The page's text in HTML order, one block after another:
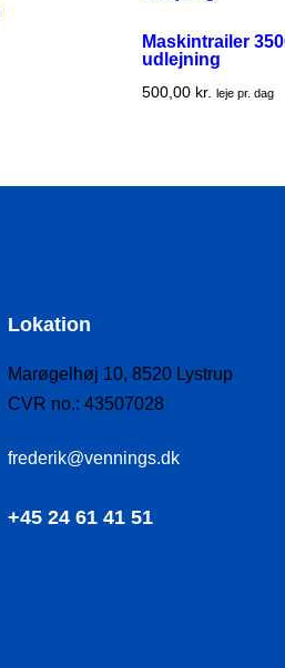
Maskintrailer
udlejning
500,00 kr. leje pr. dag
Lokation
Marøgelhøj 10, 8520 Lystrup
CVR no.: 43507028
frederik@vennings.dk
+45 24 61 41 51